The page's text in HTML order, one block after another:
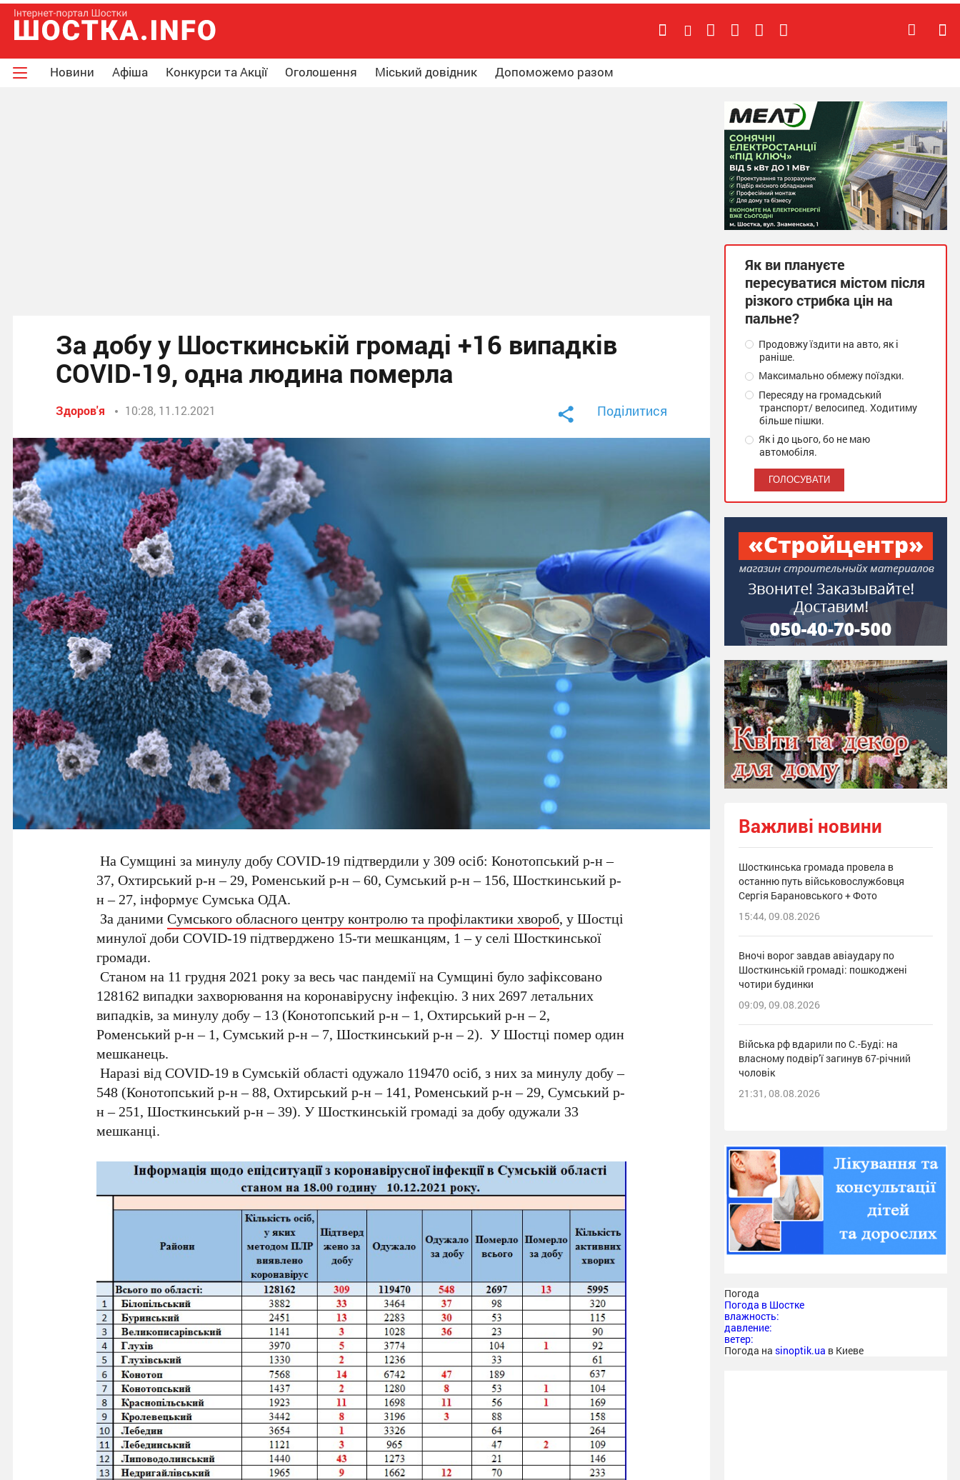
Новини Афіша Конкурси та Акції Оголошення Міський довідник Допоможемо разом
За добу у Шосткинській громаді +16 випадків
COVID-19, одна людина померла
Здоров'я 10:28, 11.12.2021 Поділитися
На Сумщині за минулу добу COVID-19 підтвердили у 309 осіб: Конотопський р-н –
37, Охтирський р-н – 29, Роменський р-н – 60, Сумський р-н – 156, Шосткинський р-
н – 27, інформує Сумська ОДА.
За данимиСумського обласного центру контролю та профілактики хвороб, у Шостці
минулої доби COVID-19 підтверджено 15-ти мешканцям, 1 – у селі Шосткинської
громади.
Станом на 11 грудня 2021 року за весь час пандемії на Сумщині було зафіксовано
128162 випадки захворювання на коронавірусну інфекцію. З них 2697 летальних
випадків, за минулу добу – 13 (Конотопський р-н – 1, Охтирський р-н – 2,
Роменський р-н – 1, Сумський р-н – 7, Шосткинський р-н – 2). У Шостці помер один
мешканець.
Наразі від COVID-19 в Сумській області одужало 119470 осіб, з них за минулу добу –
548 (Конотопський р-н – 88, Охтирський р-н – 141, Роменський р-н – 29, Сумський р-
н – 251, Шосткинський р-н – 39). У Шосткинській громаді за добу одужали 33
мешканці.
Як ви плануєте
пересуватися містом після
різкого стрибка цін на
пальне?
Продовжу їздити на авто, як і
раніше.
Максимально обмежу поїздки.
Пересяду на громадський
транспорт/ велосипед. Ходитиму
більше пішки.
Як і до цього, бо не маю
автомобіля.
Важливі новини
Шосткинська громада провела в
останню путь військовослужбовця
Сергія Барановського + Фото
15:44, 09.08.2026
Вночі ворог завдав авіаудару по
Шосткинській громаді: пошкоджені
чотири будинки
09:09, 09.08.2026
Війська рф вдарили по С.-Буді: на
власному подвір’ї загинув 67-річний
чоловік
21:31, 08.08.2026
Погода
Погода в Шостке
влажность:
давление:
ветер:
Погода на sinoptik.ua в Киеве